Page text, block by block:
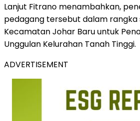
Lanjut Fitrano menambahkan,
pedagang tersebut dalam rangka
Kecamatan Johar Baru untuk
Unggulan Kelurahan Tanah Tinggi.
ADVERTISEMENT